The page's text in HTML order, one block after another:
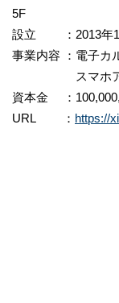
5F
設立 ：2013年
事業内容 ：電子カ
スマホアプリ
資本金 ：
URL ： https://